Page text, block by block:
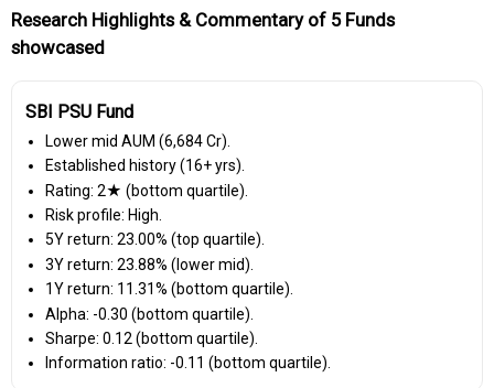
Research Highlights & Commentary of 5 Funds
showcased
SBI PSU Fund
Lower mid AUM (₹6,684 Cr).
Established history (16+ yrs).
Rating: 2★ (bottom quartile).
Risk profile: High.
5Y return: 23.00% (top quartile).
3Y return: 23.88% (lower mid).
1Y return: 11.31% (bottom quartile).
Alpha: -0.30 (bottom quartile).
Sharpe: 0.12 (bottom quartile).
Information ratio: -0.11 (bottom quartile).